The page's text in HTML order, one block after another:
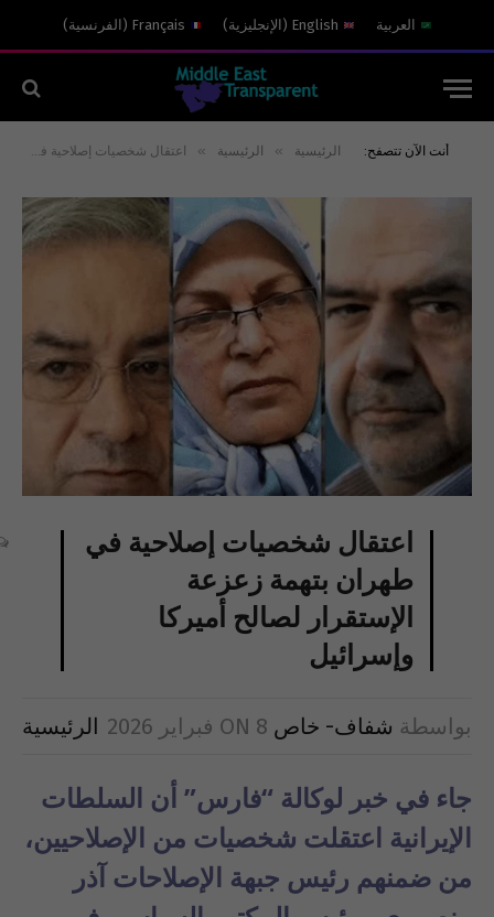
العربية English
( الإنجليزية)
Français
( الفرنسية)
أنت الآن تتصفح: الرئيسية » الرئيسية » اعتقال شخصيات إصلاحية في طهران بتهمة زعزعة الإستقرار لصالح أميركا وإسرائيل
اعتقال شخصيات إصلاحية في
طهران بتهمة زعزعة
الإستقرار لصالح أميركا
وإسرائيل
بواسطة شفاف- خاص ON 8 فبراير 2026 الرئيسية
جاء في خبر لوكالة “فارس” أن السلطات
الإيرانية اعتقلت شخصيات من الإصلاحيين،
من ضمنهم رئيس جبهة الإصلاحات آذر